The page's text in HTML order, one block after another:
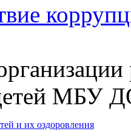
детей
и их оздоровления